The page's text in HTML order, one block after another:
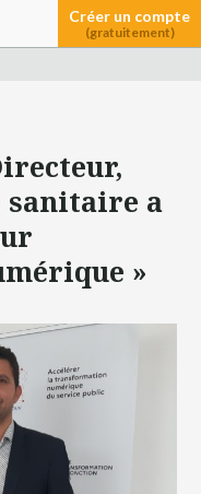
Créer un compte
(gratuitement)
sanitaire a
»